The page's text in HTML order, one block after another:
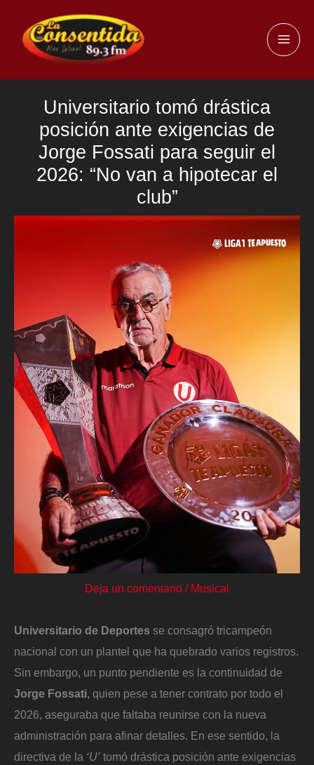
contenido
Universitario tomó drástica
posición ante exigencias de
Jorge Fossati para seguir el
2026: “No van a hipotecar el
club”
Deja un comentario / Musical
Universitario de Deportes se consagró tricampeón
nacional con un plantel que ha quebrado varios registros.
Sin embargo, un punto pendiente es la continuidad de
Jorge Fossati, quien pese a tener contrato por todo el
2026, aseguraba que faltaba reunirse con la nueva
administración para afinar detalles. En ese sentido, la
directiva de la ‘U’ tomó drástica posición ante exigencias